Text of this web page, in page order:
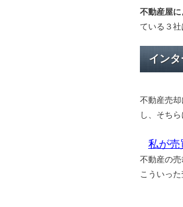
不動産屋
ている３
イン
不動産売
し、そち
私が売
不動産の売
こういっ